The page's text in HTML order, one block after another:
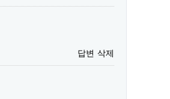
답변 삭제